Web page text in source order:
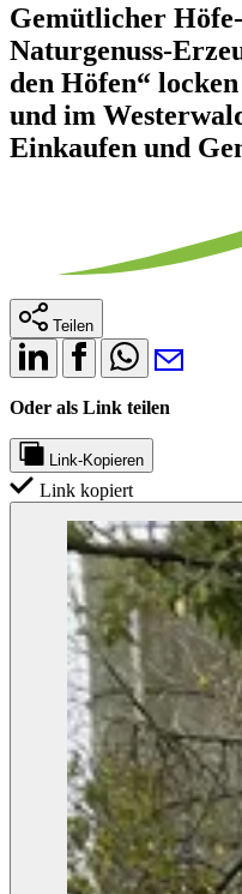
Gemütlicher
Naturgenuss-
den Höfen“
und im
Einkaufen und
Teilen
Oder als Link teilen
Link-Kopieren
Link kopiert